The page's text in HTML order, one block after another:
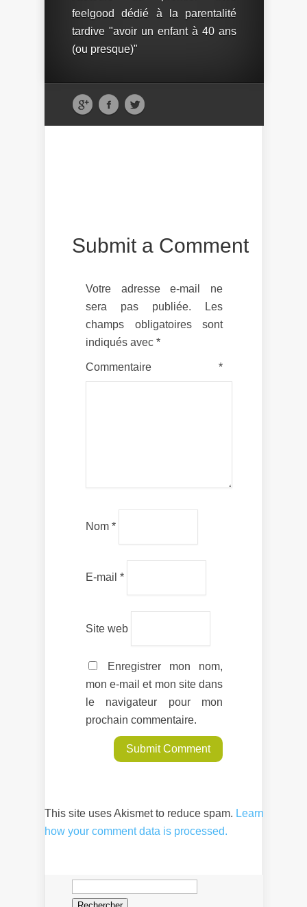
feelgood dédié à la parentalité
tardive "avoir un enfant à 40 ans
(ou presque)"
Submit a Comment
Votre adresse e-mail ne
sera pas publiée.
Les
champs obligatoires sont
indiqués avec *
Commentaire *
Nom *
E-mail *
Site web
Enregistrer mon nom,
mon e-mail et mon site dans
le navigateur pour mon
prochain commentaire.
This site uses Akismet to reduce spam. Learn
how your comment data is processed.
Rechercher :